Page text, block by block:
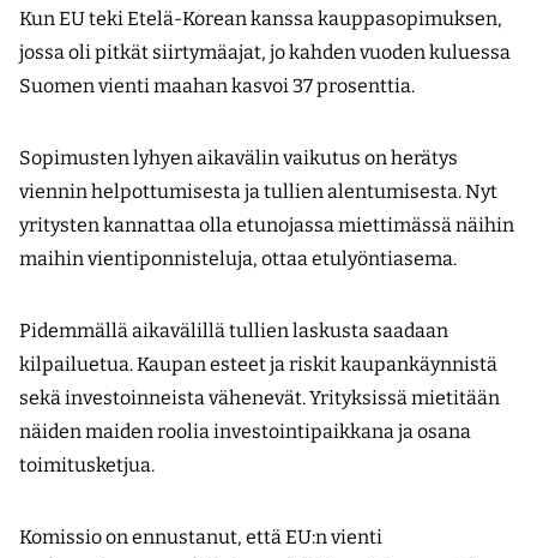
Kun EU teki Etelä-Korean kanssa kauppasopimuksen,
jossa oli pitkät siirtymäajat, jo kahden vuoden kuluessa
Suomen vienti maahan kasvoi 37 prosenttia.
Sopimusten lyhyen aikavälin vaikutus on herätys
viennin helpottumisesta ja tullien alentumisesta. Nyt
yritysten kannattaa olla etunojassa miettimässä näihin
maihin vientiponnisteluja, ottaa etulyöntiasema.
Pidemmällä aikavälillä tullien laskusta saadaan
kilpailuetua. Kaupan esteet ja riskit kaupankäynnistä
sekä investoinneista vähenevät. Yrityksissä mietitään
näiden maiden roolia inves­tointipaikkana ja osana
toimitusketjua.
Komissio on ennustanut, että EU:n vienti